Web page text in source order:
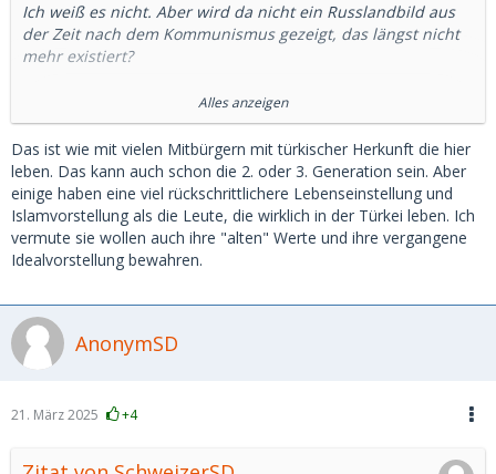
Ich weiß es nicht. Aber wird da nicht ein Russlandbild aus
der Zeit nach dem Kommunismus gezeigt, das längst nicht
mehr existiert?
Ich habe mal google bemüht.
In Deutschland ist die Beschäftigung von Männern
gegenüber Frauen um rund 6 Prozentpunkte höher, in
Russland 10 Prozentpunkte. Das ist ein Unterschied, aber
kein wesentlicher.
Auch in Russland arbeiten mehr als 2/3 der Frauen
zwischen 15 und 64. (15, was für ein Alter)
Nun ist das mit Statistiken immer so eine Sache.
Aber ich denke, da wird ein Bild gezeichnet, dass es so in
Alles anzeigen
Das ist wie mit vielen Mitbürgern mit türkischer Herkunft die hier
leben. Das kann auch schon die 2. oder 3. Generation sein. Aber
einige haben eine viel rückschrittlichere Lebenseinstellung und
Islamvorstellung als die Leute, die wirklich in der Türkei leben. Ich
vermute sie wollen auch ihre "alten" Werte und ihre vergangene
Idealvorstellung bewahren.
AnonymSD
21. März 2025 +4